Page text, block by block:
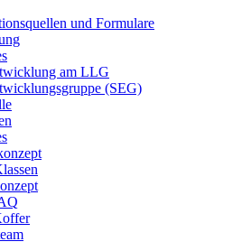
und Formulare
am LLG
(SEG)